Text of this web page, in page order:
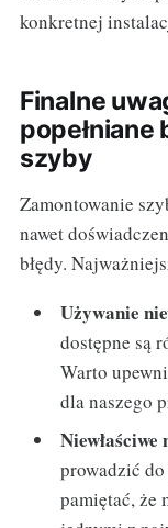
konkretnej
Finalne
popełniane
szyby
Zamontowanie
nawet
błędy.
Używanie
dostępne są
Warto
dla naszego
prowadzić
pamiętać, że